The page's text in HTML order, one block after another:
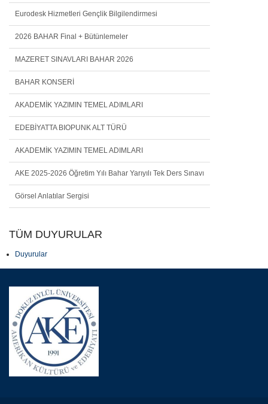
Eurodesk Hizmetleri Gençlik Bilgilendirmesi
2026 BAHAR Final + Bütünlemeler
MAZERET SINAVLARI BAHAR 2026
BAHAR KONSERİ
AKADEMİK YAZIMIN TEMEL ADIMLARI
EDEBİYATTA BIOPUNK ALT TÜRÜ
AKADEMİK YAZIMIN TEMEL ADIMLARI
AKE 2025-2026 Öğretim Yılı Bahar Yarıyılı Tek Ders Sınavı
Görsel Anlatılar Sergisi
TÜM DUYURULAR
Duyurular